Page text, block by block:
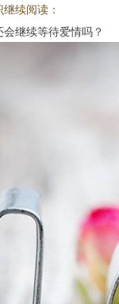
续阅读：
继续等待爱情吗？